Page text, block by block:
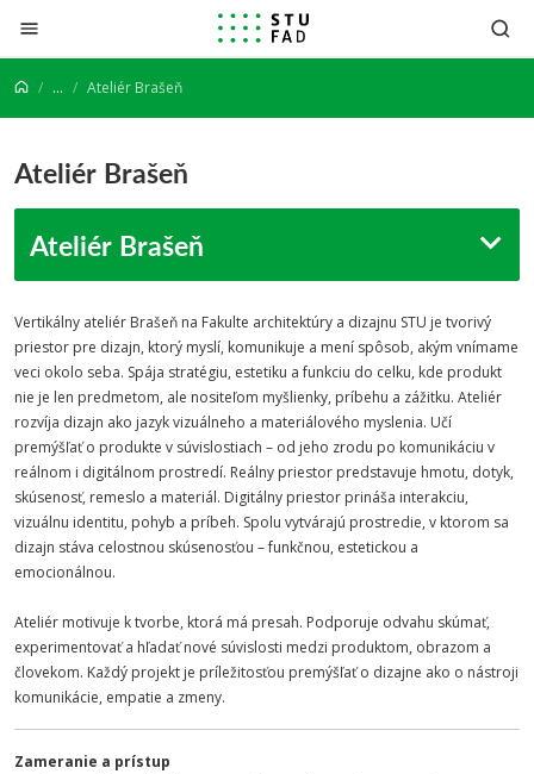
Prejsť na obsah
... Ateliér Brašeň
Ateliér Brašeň
Ateliér Brašeň
Vertikálny ateliér Brašeň na Fakulte architektúry a dizajnu STU je tvorivý
priestor pre dizajn, ktorý myslí, komunikuje a mení spôsob, akým vnímame
veci okolo seba. Spája stratégiu, estetiku a funkciu do celku, kde produkt
nie je len predmetom, ale nositeľom myšlienky, príbehu a zážitku. Ateliér
rozvíja dizajn ako jazyk vizuálneho a materiálového myslenia. Učí
premýšľať o produkte v súvislostiach – od jeho zrodu po komunikáciu v
reálnom i digitálnom prostredí. Reálny priestor predstavuje hmotu, dotyk,
skúsenosť, remeslo a materiál. Digitálny priestor prináša interakciu,
vizuálnu identitu, pohyb a príbeh. Spolu vytvárajú prostredie, v ktorom sa
dizajn stáva celostnou skúsenosťou – funkčnou, estetickou a
emocionálnou.
Ateliér motivuje k tvorbe, ktorá má presah. Podporuje odvahu skúmať,
experimentovať a hľadať nové súvislosti medzi produktom, obrazom a
človekom. Každý projekt je príležitosťou premýšľať o dizajne ako o nástroji
komunikácie, empatie a zmeny.
Zameranie a prístup